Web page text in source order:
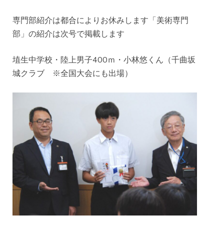
専門部紹介は都合によりお休みします「美術専門
部」の紹介は次号で掲載します
埴生中学校・陸上男子400ｍ・小林悠くん（千曲坂
城クラブ ※全国大会にも出場）